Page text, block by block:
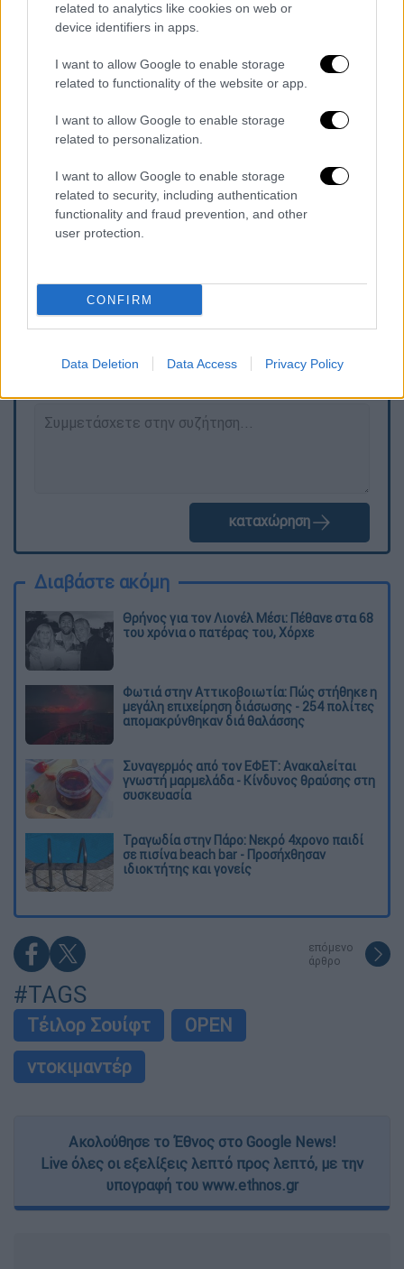
related to analytics like cookies on web or
device identifiers in apps.
I want to allow Google to enable storage
related to functionality of the website or app.
I want to allow Google to enable storage
related to personalization.
I want to allow Google to enable storage
related to security, including authentication
functionality and fraud prevention, and other
user protection.
CONFIRM
Data Deletion Data Access Privacy Policy
Συνδυάζοντας νοσταλγία, μουσική,
ρομαντισμό και… καυτό παρασκήνιο, το
ντοκιμαντέρ αυτό προσεγγίζει τελικά την
Τέιλορ όχι ως μια γυναίκα που
διαμορφώνεται και καθορίζεται από τους
πρώην της, αλλά ως μια καλλιτέχνη που
μεταμόρφωσε τις σχέσεις της σε τέχνη και
το καρδιοχτύπι της σε υστεροφημία…
καταχώρηση
Διαβάστε ακόμη
Θρήνος για τον Λιονέλ Μέσι: Πέθανε στα 68
του χρόνια ο πατέρας του, Χόρχε
Φωτιά στην Αττικοβοιωτία: Πώς στήθηκε η
μεγάλη επιχείρηση διάσωσης - 254 πολίτες
απομακρύνθηκαν διά θαλάσσης
Συναγερμός από τον ΕΦΕΤ: Ανακαλείται
γνωστή μαρμελάδα - Κίνδυνος θραύσης στη
συσκευασία
Τραγωδία στην Πάρο: Νεκρό 4χρονο παιδί
σε πισίνα beach bar - Προσήχθησαν
ιδιοκτήτης και γονείς
επόμενο
άρθρο
#TAGS
Τέιλορ Σουίφτ
OPEN
ντοκιμαντέρ
Ακολούθησε το Έθνος στο Google News!
Live όλες οι εξελίξεις λεπτό προς λεπτό, με την
υπογραφή του www.ethnos.gr